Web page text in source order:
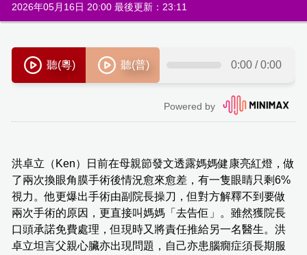
2026年05月16日 20:00 最後更新：23:11
洪卓立（Ken）日前在母親節發文透露媽媽健康亮紅燈，做
了兩次換眼角膜手術後情況愈來愈差，有一隻眼睛只剩6%
視力。他更爆出手術由副院長操刀，但對方解釋不到要做
兩次手術的原因，更直接叫媽媽「去告佢」。雖然獲院長
口頭承諾免費處理，但現時又將責任推給另一名醫生。洪
卓立坦言父親心臟亦出現問題，自己亦患腦癇症須長期服